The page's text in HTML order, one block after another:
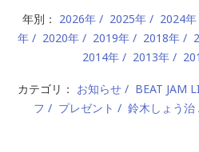
年別： 2026年 2025年 2024年
年
2020年 2019年 2018年
2014年
2013年
カテゴリ： お知らせ BEAT JAM
フ
プレゼント 鈴木しょう治